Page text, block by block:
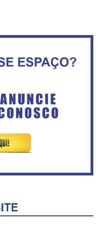
Secretaria da Fazenda abre 120
vagas no Distrito Federal